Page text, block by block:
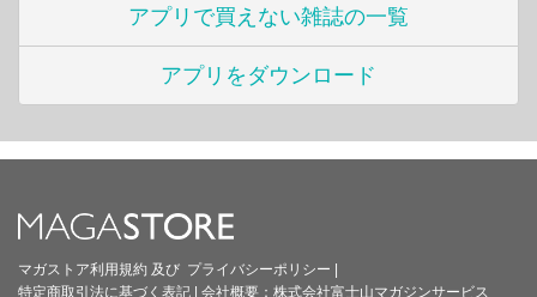
アプリで買えない雑誌の一覧
アプリをダウンロード
マガストア利用規約 及び プライバシーポリシー |
特定商取引法に基づく表記 | 会社概要： 株式会社富士山マガジンサービス